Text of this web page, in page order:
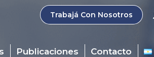
Trabajá Con Nosotros
Publicaciones Contacto